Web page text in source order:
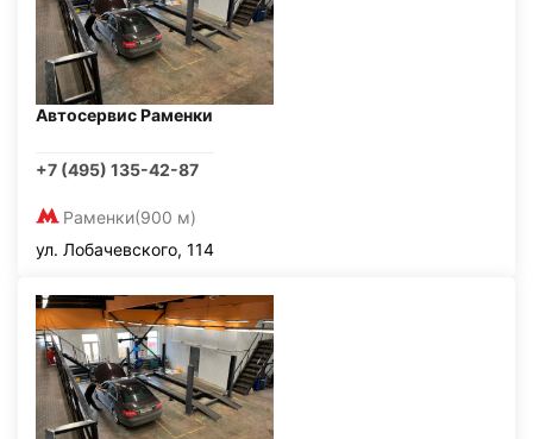
Автосервис Раменки
+7 (495) 135-42-87
Раменки(900 м)
ул. Лобачевского, 114